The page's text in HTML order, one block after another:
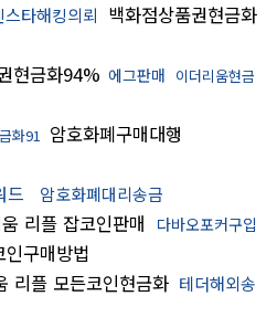
스타해킹의뢰 백화점상품권현금화
현금화94% 에그판매 이더리움현금
화91 암호화폐구매대행
드 암호화폐대리송금
리플 잡코인판매 다바오포커구입
인구매방법
리플 모든코인현금화 테더해외송